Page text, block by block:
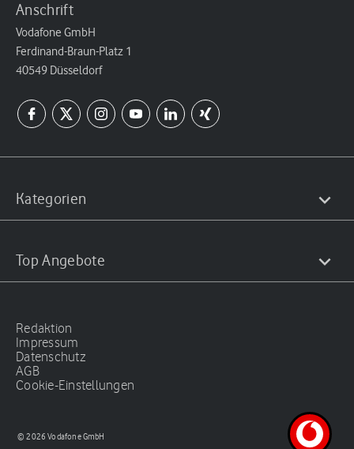
Anschrift
Vodafone GmbH
Ferdinand-Braun-Platz 1
40549 Düsseldorf
Kategorien
Top Angebote
Redaktion
Impressum
Datenschutz
AGB
Cookie-Einstellungen
© 2026 Vodafone GmbH